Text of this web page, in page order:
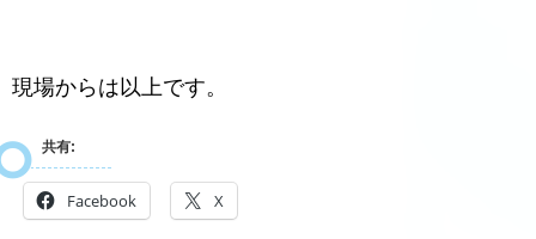
現場からは以上です。
共有:
Facebook X